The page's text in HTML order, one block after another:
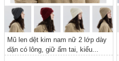
Mũ len dệt kim nam nữ 2 lớp dày
dặn có lông, giữ ấm tai, kiểu...